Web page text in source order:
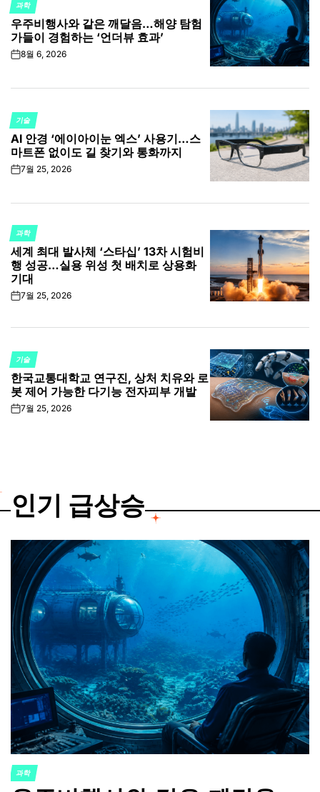
POSTED
IN
과학
우주비행사와 같은 깨달음…해양 탐험
가들이 경험하는 ‘언더뷰 효과’
on8월 6, 2026
POSTED
IN
기술
AI 안경 ‘에이아이눈 엑스’ 사용기…스
마트폰 없이도 길 찾기와 통화까지
on7월 25, 2026
POSTED
IN
과학
세계 최대 발사체 ‘스타십’ 13차 시험비
행 성공…실용 위성 첫 배치로 상용화
기대
on7월 25, 2026
POSTED
IN
기술
한국교통대학교 연구진, 상처 치유와 로
봇 제어 가능한 다기능 전자피부 개발
on7월 25, 2026
인기 급상승
POSTED
과학